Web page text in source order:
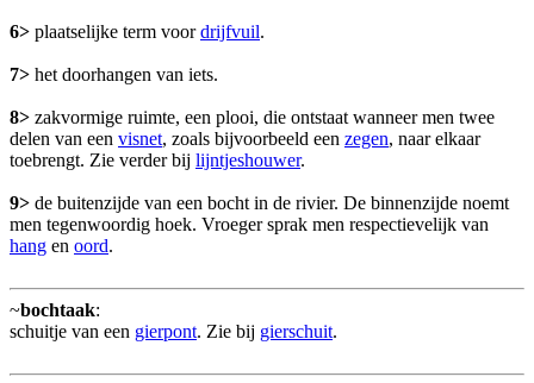
6> plaatselijke term voordrijfvuil.
7> het doorhangen van iets.
8> zakvormige ruimte, een plooi, die ontstaat wanneer men twee
delen van een visnet, zoals bijvoorbeeld een zegen, naar elkaar
toebrengt. Zie verder bij lijntjeshouwer.
9> de buitenzijde van een bocht in de rivier. De binnenzijde noemt
men tegenwoordig hoek. Vroeger sprak men respectievelijk van
hang en oord.
~bochtaak:
schuitje van een gierpont. Zie bij gierschuit.